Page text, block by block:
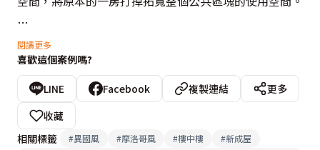
設計概念文字為【藝飛室內設計】提供
閱讀更多
喜歡這個案例嗎?
LINE Facebook 複製連結
更多
收藏
相關標籤
#異國風 #摩洛哥風 #樓中樓 #新成屋